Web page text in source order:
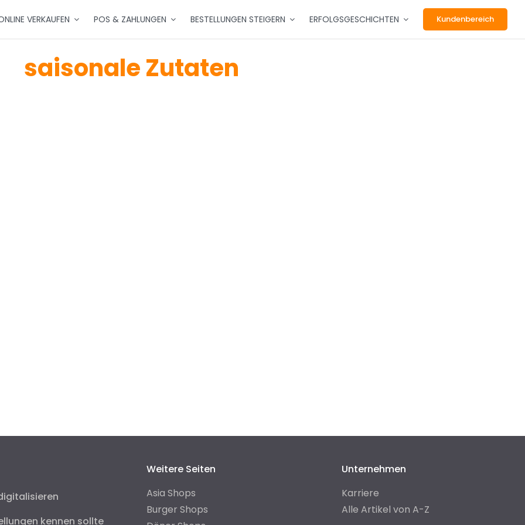
VERKAUFEN POS & ZAHLUNGEN BESTELLUNGEN STEIGERN ERFOLGSGESCHICHTEN Kundenbereich
saisonale Zutaten
kennen sollte
Weitere Seiten
Asia Shops
Burger Shops
Unternehmen
Karriere
Alle Artikel von A-Z